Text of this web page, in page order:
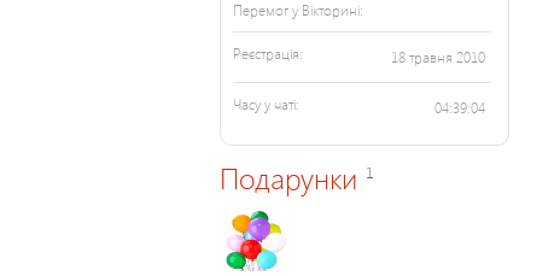
Перемог у Вікторині:
Реєстрація: 18 травня 2010
Часу у чаті: 04:39:04
Подарунки 1